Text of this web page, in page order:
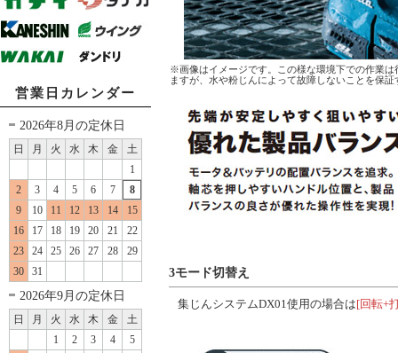
営業日カレンダー
2026年8月の定休日
日 月 火 水 木 金
土
1
2
3 4 5 6 7
8
9
10 11 12 13 14
15
16
17 18 19 20 21
22
23
24 25 26 27 28
29
30
31
2026年9月の定休日
日 月 火 水 木 金
土
1
2 3 4
5
※画像はイメージです。この様な環境下での作業
ますが、水や粉じんによって故障しないことを保
3モード切替え
集じんシステムDX01使用の場合は[回転+